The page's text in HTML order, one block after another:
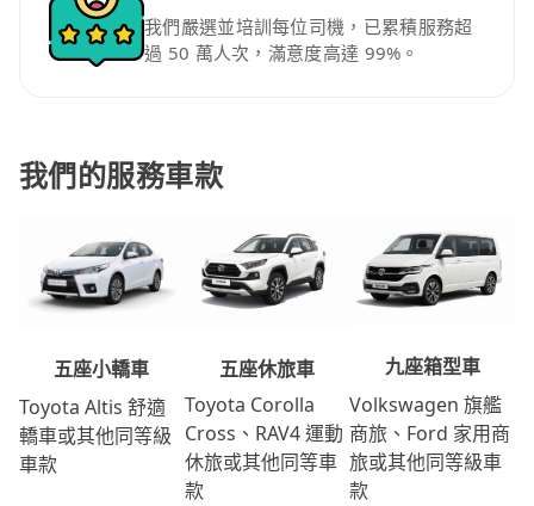
我們嚴選並培訓每位司機，已累積服務超
過 50 萬人次，滿意度高達 99%。
我們的服務車款
五座小轎車
Toyota Altis 舒適
轎車或其他同等級
車款
五座休旅車
Toyota Corolla
Cross、RAV4 運動
休旅或其他同等車
款
九座箱型車
Volkswagen 旗艦
商旅、Ford 家用商
旅或其他同等級車
款